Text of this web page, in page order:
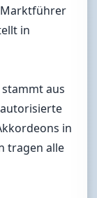
Marktführer
in
aus
autorisierte
in
tragen alle